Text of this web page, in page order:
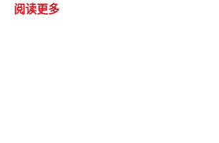
阅读更多